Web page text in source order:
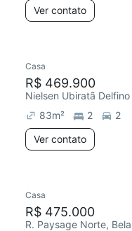
Ver contato
Casa
R$ 469.900
Nielsen Ubiratã
83m² 2
2
Ver contato
Casa
R$ 475.000
R. Paysage Norte,